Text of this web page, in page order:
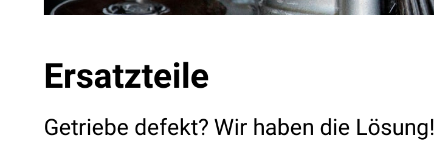
Ersatzteile
Getriebe defekt? Wir haben die Lösung!